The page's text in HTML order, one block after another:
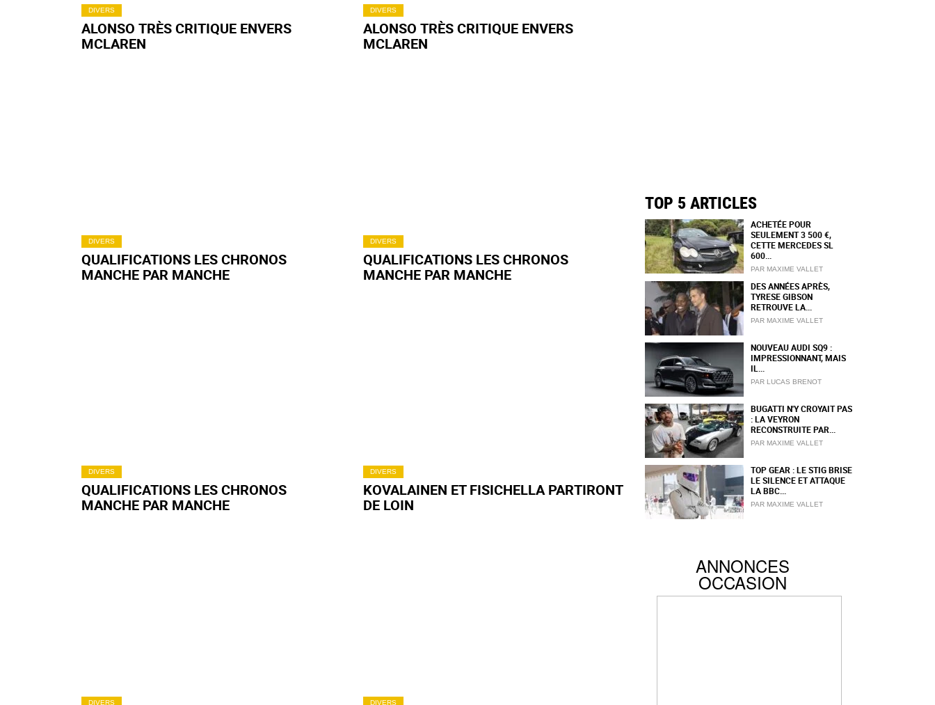
DIVERS
ALONSO TRÈS CRITIQUE ENVERS
MCLAREN
DIVERS
ALONSO TRÈS CRITIQUE ENVERS
MCLAREN
DIVERS
QUALIFICATIONS LES CHRONOS
MANCHE PAR MANCHE
DIVERS
QUALIFICATIONS LES CHRONOS
MANCHE PAR MANCHE
DIVERS
QUALIFICATIONS LES CHRONOS
MANCHE PAR MANCHE
DIVERS
KOVALAINEN ET FISICHELLA PARTIRONT
DE LOIN
DIVERS DIVERS
TOP 5 ARTICLES
ACHETÉE POUR
SEULEMENT 3 500 €,
CETTE MERCEDES SL
600...
PAR MAXIME VALLET
DES ANNÉES APRÈS,
TYRESE GIBSON
RETROUVE LA...
PAR MAXIME VALLET
NOUVEAU AUDI SQ9 :
IMPRESSIONNANT, MAIS
IL...
PAR LUCAS BRENOT
BUGATTI N'Y CROYAIT PAS
: LA VEYRON
RECONSTRUITE PAR...
PAR MAXIME VALLET
TOP GEAR : LE STIG BRISE
LE SILENCE ET ATTAQUE
LA BBC...
PAR MAXIME VALLET
ANNONCES
OCCASION